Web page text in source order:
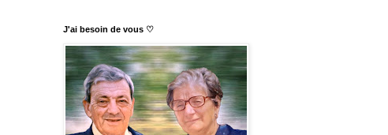
J'ai besoin de vous ♡